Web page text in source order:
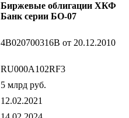
Биржевые облигации ХКФ
Банк серии БО-07
4B020700316B от 20.12.2010
RU000A102RF3
5 млрд руб.
12.02.2021